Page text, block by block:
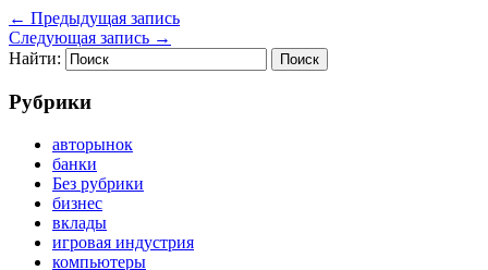
← Предыдущая запись
Следующая запись →
Найти:
Рубрики
авторынок
банки
Без рубрики
бизнес
вклады
игровая индустрия
компьютеры